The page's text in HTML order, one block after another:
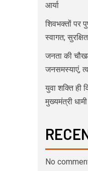
आर्या
शिवभक्तों पर
स्वागत;
जनता की
जनसमस्याएं,
युवा शक्ति ही
मुख्यमंत्री धामी
No